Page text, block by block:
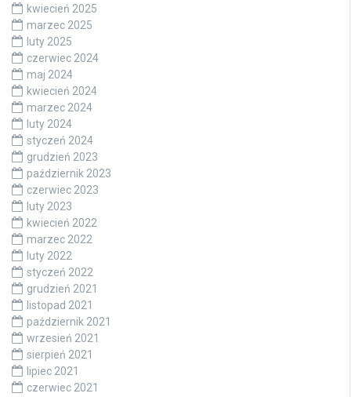
kwiecień 2025
marzec 2025
luty 2025
czerwiec 2024
maj 2024
kwiecień 2024
marzec 2024
luty 2024
styczeń 2024
grudzień 2023
październik 2023
czerwiec 2023
luty 2023
kwiecień 2022
marzec 2022
luty 2022
styczeń 2022
grudzień 2021
listopad 2021
październik 2021
wrzesień 2021
sierpień 2021
lipiec 2021
czerwiec 2021